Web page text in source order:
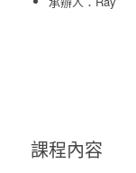
課程內容